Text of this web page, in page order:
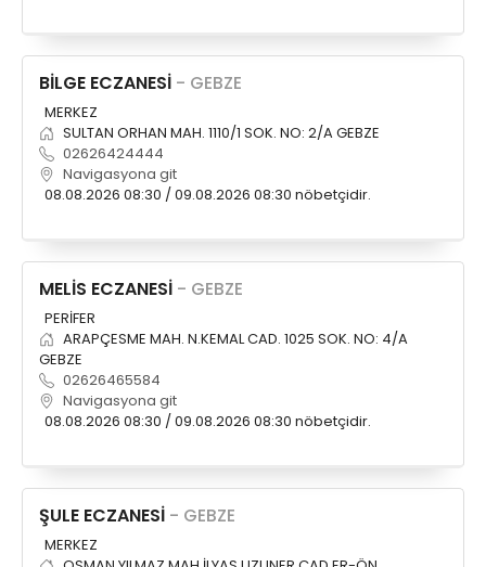
BİLGE ECZANESİ - GEBZE
MERKEZ
SULTAN ORHAN MAH. 1110/1 SOK. NO: 2/A GEBZE
02626424444
Navigasyona git
08.08.2026 08:30 / 09.08.2026 08:30 nöbetçidir.
MELİS ECZANESİ - GEBZE
PERİFER
ARAPÇESME MAH. N.KEMAL CAD. 1025 SOK. NO: 4/A
GEBZE
02626465584
Navigasyona git
08.08.2026 08:30 / 09.08.2026 08:30 nöbetçidir.
ŞULE ECZANESİ - GEBZE
MERKEZ